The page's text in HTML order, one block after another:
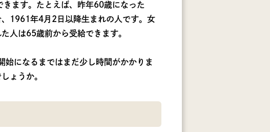
ます。たとえば、昨年60歳になった
1961年4月2日以降生まれの人です。女
人は65歳前から受給できます。
になるまではまだ少し時間がかかりま
ょうか。